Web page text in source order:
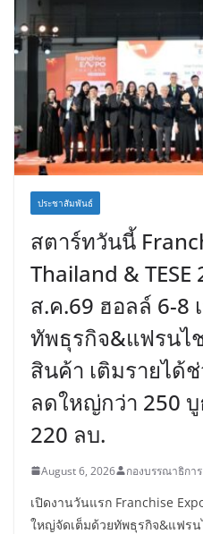
ประชาสัมพันธ์
สตาร์ทวันนี้
Thailand &
ส.ค.69 ฮอลล์ 6-8
ทัพธุรกิจ&แฟรนไ
สินค้า เติมรายได้
ลดใหญ่กว่า 250
220 ลบ.
August 6, 2026 กองบรรณาธิการ
เปิดงานวันแรก Franchise
ใหญ่จัดเต็มด้วยทัพธุรกิจ&แฟร